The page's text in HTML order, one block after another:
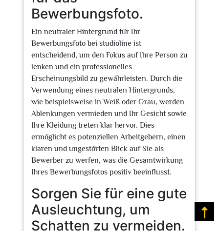
Bewerbungsfoto.
Ein neutraler Hintergrund für Ihr
Bewerbungsfoto bei studioline ist
entscheidend, um den Fokus auf Ihre Person zu
lenken und ein professionelles
Erscheinungsbild zu gewährleisten. Durch die
Verwendung eines neutralen Hintergrunds,
wie beispielsweise in Weiß oder Grau, werden
Ablenkungen vermieden und Ihr Gesicht sowie
Ihre Kleidung treten klar hervor. Dies
ermöglicht es potenziellen Arbeitgebern, einen
klaren und ungestörten Blick auf Sie als
Bewerber zu werfen, was die Gesamtwirkung
Ihres Bewerbungsfotos positiv beeinflusst.
Sorgen Sie für eine gute
Ausleuchtung, um
Schatten zu vermeiden.